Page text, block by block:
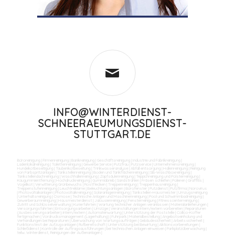
INFO@WINTERDIENST-
SCHNEERAEUMUNGSDIENST-
STUTTGART.DE
Büroreinigung| Firmenreinigung| Bankreinigung| Geschäftsreinigung| Industrie und Fabrikreinigung|
Ladenlokalreinigung| Toilettenreinigung| Gewerbe Service| Putzfrau| Putzservice| Unternehmensreinigung|
Hundekotbeseitigung| Taubenkotbeseitung| Trinkwasseranalyse| Abfall entsorgung| Hallenreinigung| Reinigung
von Farbspritzanlagen
Tankstellenreinigung| Boden und Tankflächenreinigung| SB-Waschboxreinigung|
Tankstellendachreinigung| Waschhallenreinigung| Zapfsäulenreinigung| Teppichreinigung und Polsterreinigung|
Kaugummientfernung| Hochdruckreinigung| Gummiabrieb| Sandstrahlen Fräsen schleifen Polieren Graffitis
Vogelkot
Verwitterung Grünbewuchs | Rostflecken Treppenreinigung| Treppenhausreinigung|
Treppenstufenreinigung| Leuchtreklame| Beleuchtungsanlagen Bürofenster Putzdienst |Putzfirma| Norovirus
Photovoltaikanlagen Photovoltaikreinigung| Solaranlagenreinigung| Tankstellen-Hausmeister
Umzugsreinigung
Unterhaltsreinigung| Osmose| Technische Anlagen und Maschinenreinigung| Pool und Schwimmbadreinigung|
Gewerberaumreinigung| Hausmeisterdienst Jalousienreinigung| Fensterreinigung| Fitnesscenterreinigung|
Zutritt und Schlüsselverwaltung| Kurierfahrten Wartung technicher Anlagen veranlassen Materialanlieferungen
Versorgungsfahrten
Entsorgungsarbeiten Umzüge| Veranstaltungen intern/extern vorbereiten
Reparaturen
(Ausbesserungsarbeiten) intern/extern
Automatenwartung| Unterstützung der Poststelle|
Collico-Koffer
fertigmachen
Vordrucksmanagement (Lagerhaltung)| Fuhrpark| Materialbestellung| Angebotseinholung und
Verhandlungen bei Reparaturen |Überwachung von Wartungsaufträgen Gebäudesicherheit Arbeitssicherheit
Funktionstest der Aufzugsanlagen
Rufbereitschaft Unterstützung bei Bewirtung| Aktionsvorbereitungen
Schließdienst Kontrolle der Auftragsausführungen bei technischen Anlagen einweisen Parkplatzüberwachung|
teilw. Winterdienst, Reinigungen der Außenanlagen